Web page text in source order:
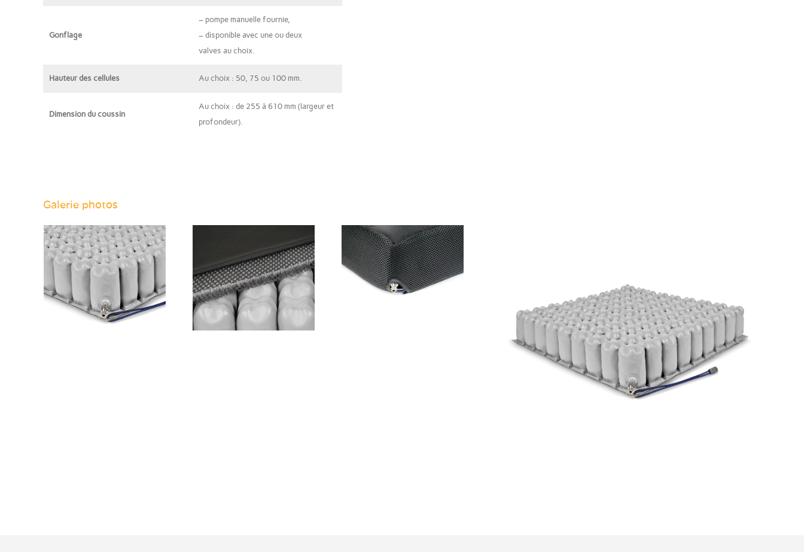
Gonflage
– pompe manuelle fournie,
– disponible avec une ou deux
valves au choix.
Hauteur des cellules Au choix : 50, 75 ou 100 mm.
Dimension du coussin
Au choix : de 255 à 610 mm (largeur et
profondeur).
Galerie photos